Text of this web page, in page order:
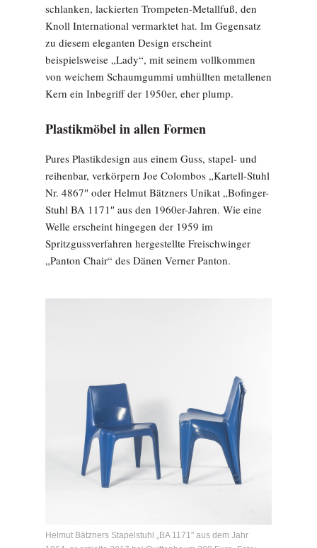
schlanken, lackierten Trompeten-Metallfuß, den
Knoll International vermarktet hat. Im Gegensatz
zu diesem eleganten Design erscheint
beispielsweise „Lady“, mit seinem vollkommen
von weichem Schaumgummi umhüllten metallenen
Kern ein Inbegriff der 1950er, eher plump.
Plastikmöbel in allen Formen
Pures Plastikdesign aus einem Guss, ­stapel- und
reihenbar, verkörpern Joe ­Colombos „Kartell-Stuhl
Nr. 4867″ oder ­Helmut Bätzners Unikat „Bofinger-
Stuhl BA 1171″ aus den 1960er-Jahren. Wie eine
Welle erscheint hingegen der 1959 im
Spritzgussverfahren hergestellte Freischwinger
„Panton Chair“ des Dänen Verner Panton.
Helmut Bätzners Stapelstuhl „BA 1171" aus dem Jahr